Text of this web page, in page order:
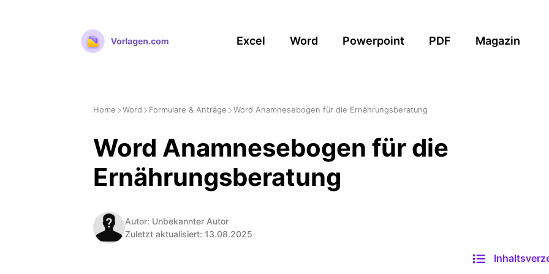
Excel Word Powerpoint PDF Magazin
Home Word Formulare & Anträge Word Anamnesebogen für die Ernährungsberatung
Word Anamnesebogen für die
Ernährungsberatung
Autor: Unbekannter Autor
Zuletzt aktualisiert: 13.08.2025